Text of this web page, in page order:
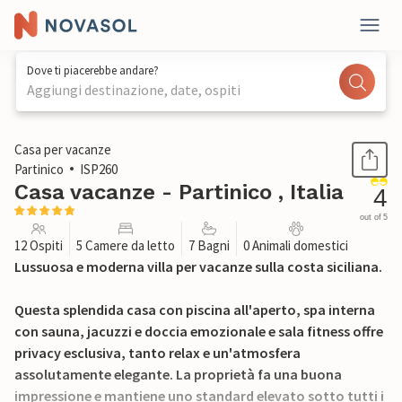
Dove ti piacerebbe andare?
Aggiungi destinazione, date, ospiti
1 / 64
Casa per vacanze
Partinico
ISP260
Casa vacanze - Partinico , Italia 4
out of 5
12 Ospiti 5 Camere da letto 7 Bagni 0 Animali domestici
Lussuosa e moderna villa per vacanze sulla costa siciliana.
Questa splendida casa con piscina all'aperto, spa interna
con sauna, jacuzzi e doccia emozionale e sala fitness offre
privacy esclusiva, tanto relax e un'atmosfera
assolutamente elegante. La proprietà fa una buona
impressione e mantiene uno standard elevato sotto tutti i